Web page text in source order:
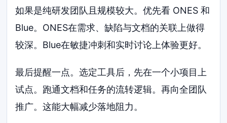
如果是纯研发团队且规模较大。优先看 ONES 和
Blue。ONES在需求、缺陷与文档的关联上做得
较深。Blue在敏捷冲刺和实时讨论上体验更好。
最后提醒一点。选定工具后，先在一个小项目上
试点。跑通文档和任务的流转逻辑。再向全团队
推广。这能大幅减少落地阻力。